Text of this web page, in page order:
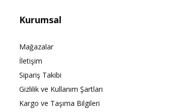
Kurumsal
Mağazalar
İletişim
Sipariş Takibi
Gizlilik ve Kullanım Şartları
Kargo ve Taşıma Bilgileri